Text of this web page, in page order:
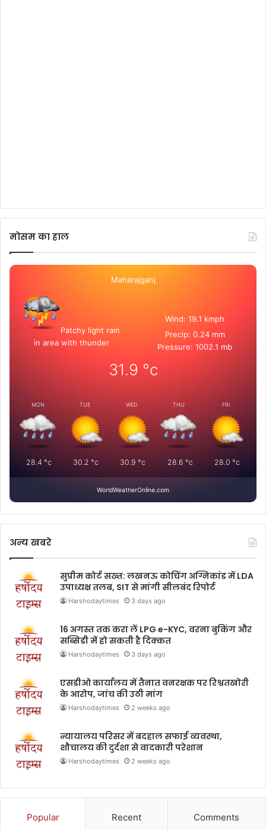
मोसम का हाल
Maharajganj
Patchy light rain
in area with thunder
Wind: 19.1 kmph
Precip: 0.24 mm
Pressure: 1002.1 mb
31.9 °c
MON
28.4 °c
TUE
30.2 °c
WED
30.9 °c
THU
28.6 °c
FRI
28.0 °c
WorldWeatherOnline.com
अन्य खबरे
सुप्रीम कोर्ट सख्त: लखनऊ कोचिंग अग्निकांड में LDA
उपाध्यक्ष तलब, SIT से मांगी सीलबंद रिपोर्ट
Harshodaytimes 3 days ago
16 अगस्त तक करा लें LPG e-KYC, वरना बुकिंग और
सब्सिडी में हो सकती है दिक्कत
Harshodaytimes 3 days ago
एसडीओ कार्यालय में तैनात वनरक्षक पर रिश्वतखोरी
के आरोप, जांच की उठी मांग
Harshodaytimes 2 weeks ago
न्यायालय परिसर में बदहाल सफाई व्यवस्था,
शौचालय की दुर्दशा से वादकारी परेशान
Harshodaytimes 2 weeks ago
Popular Recent Comments